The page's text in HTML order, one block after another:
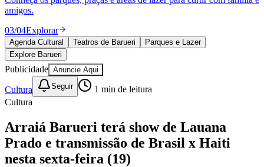
JulioJardim LíbanoJardim Maria CristinaJardim Maria HelenaJardim
Mutinga
Jardim São Pedro
TupãJardim TupanciMutingaNova AldeinhaOsascoParque dos
CamargosParque ImperialParque Santa LuziaParque Viana
do Bom JesusRecanto Phrynéa
ParnaíbaSilveiraTamboréVale do Sol
do CondeVila Engenho Novo
EscadaVila PortoVotupoca
Para Sua Empresa
Guia de Empresas
Divulgar VagasNovo
Publicidade Legal
amigos.
03/04Explorar
Agenda Cultural Teatros de Barueri
Parques e Lazer
Explore Barueri
Publicidade Anuncie Aqui
Cultura Seguir 1 min de leitura
Cultura
Arraiá Barueri terá show de Lauana
Prado e transmissão de Brasil x Haiti
nesta sexta-feira (19)